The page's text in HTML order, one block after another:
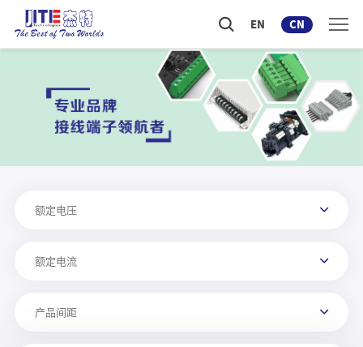
EN CN
额定电压
额定电流
产品间距